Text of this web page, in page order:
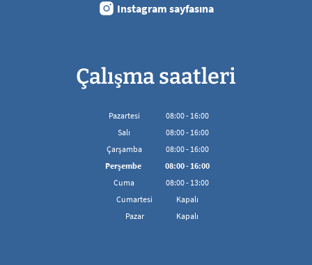
Instagram sayfasına
Çalışma saatleri
Pazartesi 08:00- 16:00
08:00'den 16:00'ya kadar
Salı 08:00- 16:00
08:00'den 16:00'ya kadar
Çarşamba 08:00- 16:00
08:00'den 16:00'ya kadar
Perşembe 08:00- 16:00
08:00'den 16:00'ya kadar
Cuma 08:00- 13:00
08:00 - 13:00 arası
Cumartesi
Kapalı
Pazar
Kapalı